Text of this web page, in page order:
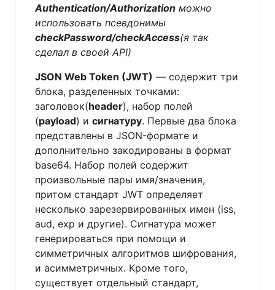
Authentication/Authorization можно
использовать псевдонимы
checkPassword/checkAccess(я так
сделал в своей API)
JSON Web Token (JWT) — содержит три
блока, разделенных точками:
заголовок(header), набор полей
(payload) и сигнатуру. Первые два блока
представлены в JSON-формате и
дополнительно закодированы в формат
base64. Набор полей содержит
произвольные пары имя/значения,
притом стандарт JWT определяет
несколько зарезервированных имен (iss,
aud, exp и другие). Сигнатура может
генерироваться при помощи и
симметричных алгоритмов шифрования,
и асимметричных. Кроме того,
существует отдельный стандарт,